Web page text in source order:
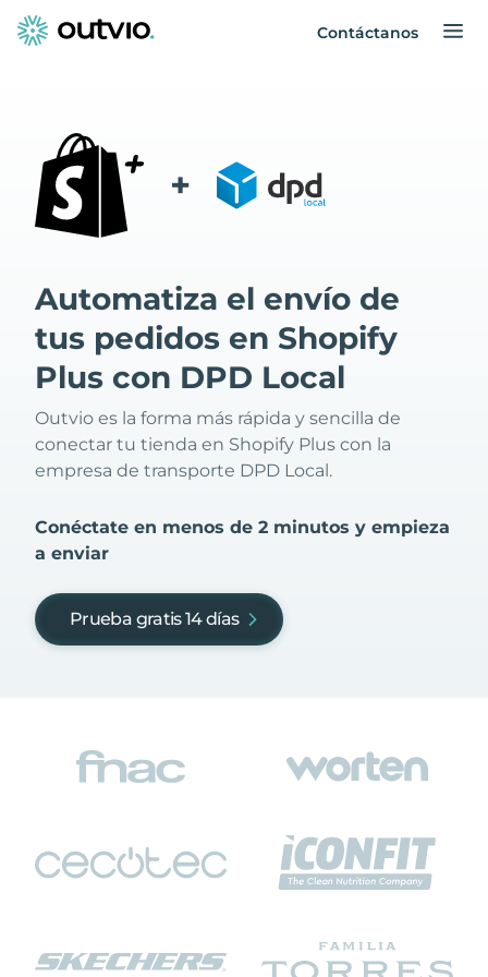
Contáctanos
+
Automatiza el envío de
tus pedidos en Shopify
Plus con DPD Local
Outvio es la forma más rápida y sencilla de
conectar tu tienda en Shopify Plus con la
empresa de transporte DPD Local.
Conéctate en menos de 2 minutos y empieza
a enviar
Prueba gratis 14 días